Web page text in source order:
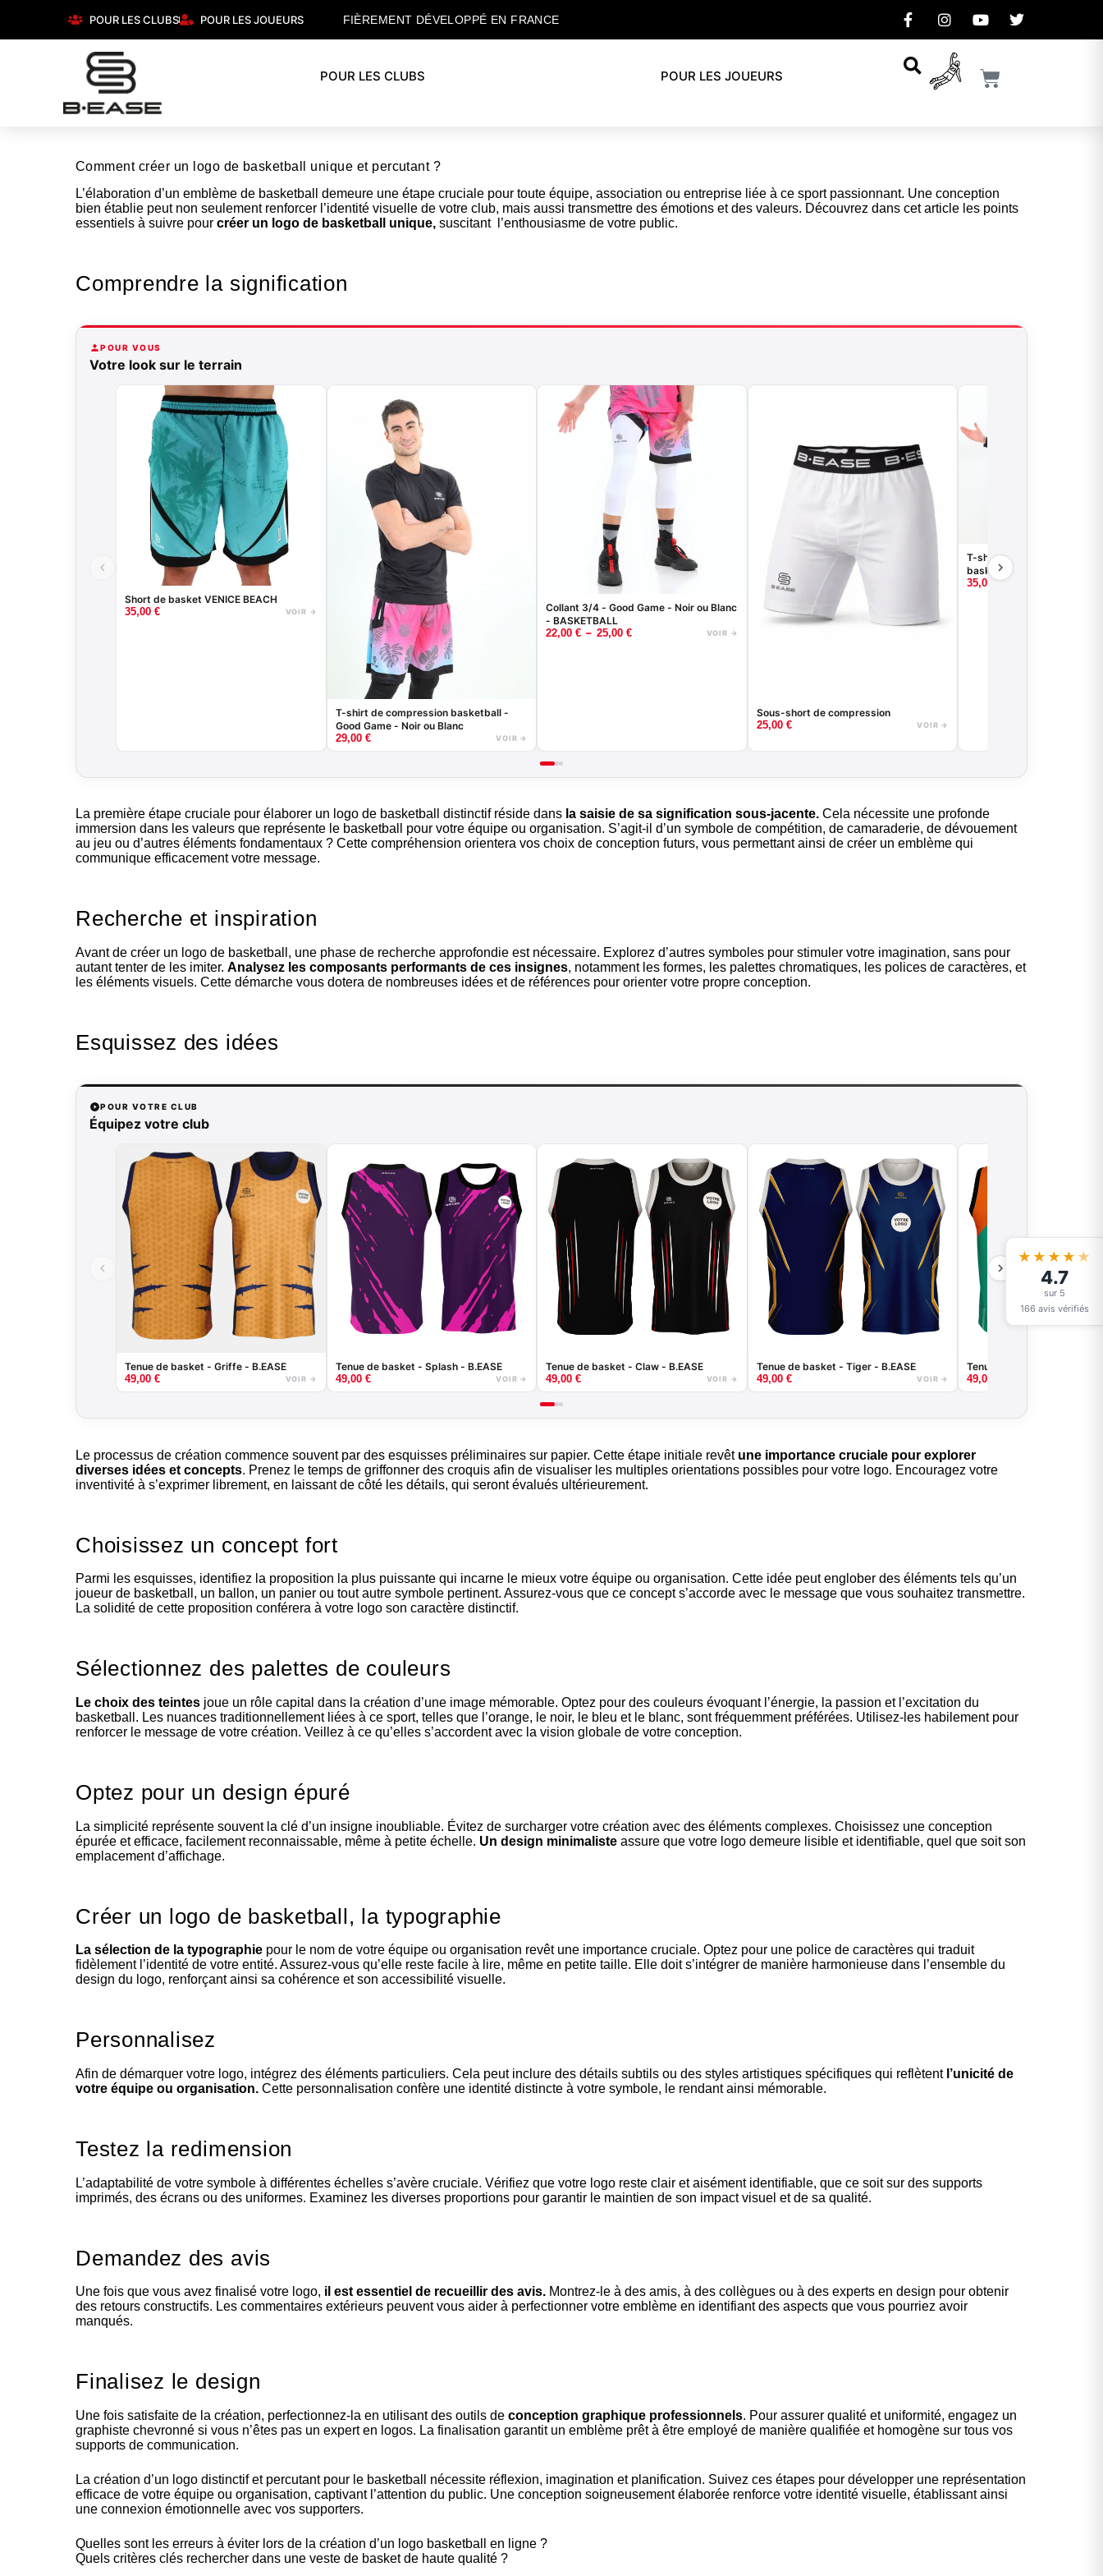
POUR LES CLUBS POUR LES JOUEURS FIÈREMENT DÉVELOPPÉ EN FRANCE
POUR LES CLUBS POUR LES JOUEURS
Comment créer un logo de basketball unique et percutant ?
L’élaboration d’un emblème de basketball demeure une étape cruciale pour toute équipe, association ou entreprise liée à ce sport passionnant. Une conception
bien établie peut non seulement renforcer l’identité visuelle de votre club, mais aussi transmettre des émotions et des valeurs. Découvrez dans cet article les points
essentiels à suivre pour créer un logo de basketball unique, suscitant l’enthousiasme de votre public.
Comprendre la signification
POUR VOUS
Votre look sur le terrain
Short de basket VENICE BEACH
35,00 € VOIR →
T-shirt de compression basketball -
Good Game - Noir ou Blanc
29,00 € VOIR →
Collant 3/4 - Good Game - Noir ou Blanc
- BASKETBALL
22,00 € – 25,00 € VOIR →
Sous-short de compression
25,00 € VOIR →
T-shirt compression à
basketball - Good Game -
35,00€
La première étape cruciale pour élaborer un logo de basketball distinctif réside dans la saisie de sa signification sous-jacente. Cela nécessite une profonde
immersion dans les valeurs que représente le basketball pour votre équipe ou organisation. S’agit-il d’un symbole de compétition, de camaraderie, de dévouement
au jeu ou d’autres éléments fondamentaux ? Cette compréhension orientera vos choix de conception futurs, vous permettant ainsi de créer un emblème qui
communique efficacement votre message.
Recherche et inspiration
Avant de créer un logo de basketball , une phase de recherche approfondie est nécessaire. Explorez d’autres symboles pour stimuler votre imagination, sans pour
autant tenter de les imiter. Analysez les composants performants de ces insignes, notamment les formes, les palettes chromatiques, les polices de caractères, et
les éléments visuels. Cette démarche vous dotera de nombreuses idées et de références pour orienter votre propre conception.
Esquissez des idées
POUR VOTRE CLUB
Équipez votre club
Tenue de basket - Griffe - B.EASE
49,00 € VOIR →
Tenue de basket - Splash - B.EASE
49,00 € VOIR →
Tenue de basket - Claw - B.EASE
49,00 € VOIR →
Tenue de basket - Tiger - B.EASE
49,00 € VOIR →
Tenue de basket - Abstract
49,00
Le processus de création commence souvent par des esquisses préliminaires sur papier. Cette étape initiale revêt une importance cruciale pour explorer
diverses idées et concepts. Prenez le temps de griffonner des croquis afin de visualiser les multiples orientations possibles pour votre logo. Encouragez votre
inventivité à s’exprimer librement, en laissant de côté les détails, qui seront évalués ultérieurement.
Choisissez un concept fort
Parmi les esquisses, identifiez la proposition la plus puissante qui incarne le mieux votre équipe ou organisation. Cette idée peut englober des éléments tels qu’un
joueur de basketball, un ballon, un panier ou tout autre symbole pertinent. Assurez-vous que ce concept s’accorde avec le message que vous souhaitez transmettre.
La solidité de cette proposition conférera à votre logo son caractère distinctif.
Sélectionnez des palettes de couleurs
Le choix des teintes joue un rôle capital dans la création d’une image mémorable. Optez pour des couleurs évoquant l’énergie, la passion et l’excitation du
basketball. Les nuances traditionnellement liées à ce sport, telles que l’orange, le noir, le bleu et le blanc, sont fréquemment préférées. Utilisez-les habilement pour
renforcer le message de votre création. Veillez à ce qu’elles s’accordent avec la vision globale de votre conception.
Optez pour un design épuré
La simplicité représente souvent la clé d’un insigne inoubliable. Évitez de surcharger votre création avec des éléments complexes. Choisissez une conception
épurée et efficace, facilement reconnaissable, même à petite échelle. Un design minimaliste assure que votre logo demeure lisible et identifiable, quel que soit son
emplacement d’affichage.
Créer un logo de basketball, la typographie
La sélection de la typographie pour le nom de votre équipe ou organisation revêt une importance cruciale. Optez pour une police de caractères qui traduit
fidèlement l’identité de votre entité. Assurez-vous qu’elle reste facile à lire, même en petite taille. Elle doit s’intégrer de manière harmonieuse dans l’ensemble du
design du logo, renforçant ainsi sa cohérence et son accessibilité visuelle.
Personnalisez
Afin de démarquer votre logo, intégrez des éléments particuliers. Cela peut inclure des détails subtils ou des styles artistiques spécifiques qui reflètentl’unicité de
votre équipe ou organisation. Cette personnalisation confère une identité distincte à votre symbole, le rendant ainsi mémorable.
Testez la redimension
L’adaptabilité de votre symbole à différentes échelles s’avère cruciale. Vérifiez que votre logo reste clair et aisément identifiable, que ce soit sur des supports
imprimés, des écrans ou des uniformes. Examinez les diverses proportions pour garantir le maintien de son impact visuel et de sa qualité.
Demandez des avis
Une fois que vous avez finalisé votre logo, il est essentiel de recueillir des avis. Montrez-le à des amis, à des collègues ou à des experts en design pour obtenir
des retours constructifs. Les commentaires extérieurs peuvent vous aider à perfectionner votre emblème en identifiant des aspects que vous pourriez avoir
manqués.
Finalisez le design
Une fois satisfaite de la création, perfectionnez-la en utilisant des outils de conception graphique professionnels. Pour assurer qualité et uniformité, engagez un
graphiste chevronné si vous n’êtes pas un expert en logos. La finalisation garantit un emblème prêt à être employé de manière qualifiée et homogène sur tous vos
supports de communication.
La création d’un logo distinctif et percutant pour le basketball nécessite réflexion, imagination et planification. Suivez ces étapes pour développer une représentation
efficace de votre équipe ou organisation, captivant l’attention du public. Une conception soigneusement élaborée renforce votre identité visuelle, établissant ainsi
une connexion émotionnelle avec vos supporters.
Quelles sont les erreurs à éviter lors de la création d’un logo basketball en ligne ?
Quels critères clés rechercher dans une veste de basket de haute qualité ?
★★★★ ★
4.7
sur 5
166 avis vérifiés